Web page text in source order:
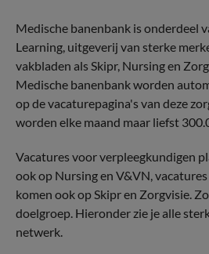
Medische banenbank is onderdeel
Learning, uitgeverij van sterke
vakbladen als Skipr, Nursing en
Medische banenbank worden
op de vacaturepagina's van deze
worden elke maand maar liefst
Vacatures voor verpleegkundigen
ook op Nursing en V&VN,
komen ook op Skipr en Zorgvisie.
doelgroep. Hieronder zie je alle
netwerk.